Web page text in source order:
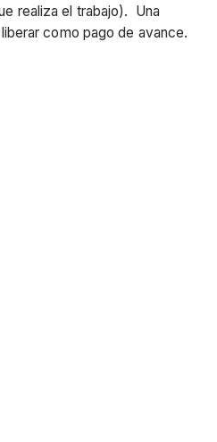
realiza el trabajo). Una
como pago de avance.